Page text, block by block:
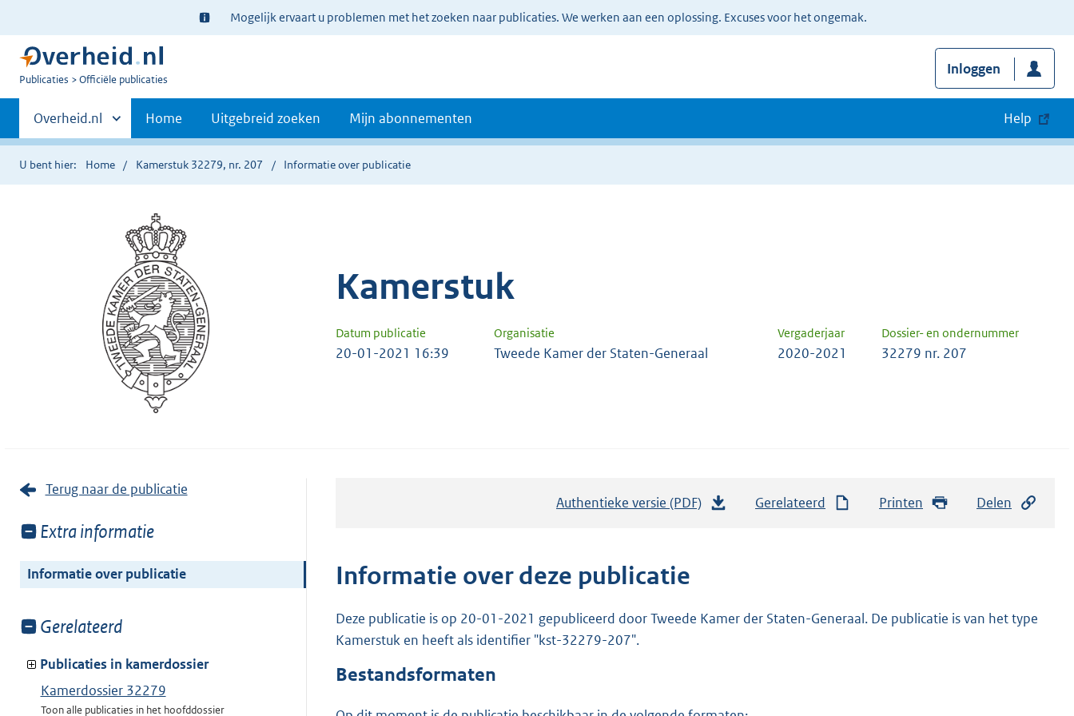
Ter
informatie:
Mogelijk ervaart u problemen met het zoeken naar publicaties. We werken aan een oplossing. Excuses voor het ongemak.
U
Publicaties Officiële publicaties
Inloggen
Primaire
navigatie
Andere
sites
binnen
Overheid.nl Home Uitgebreid zoeken Mijn abonnementen Help
U bent hier: Home Kamerstuk 32279, nr. 207 Informatie over publicatie
Kamerstuk
Datum publicatie Organisatie Vergaderjaar Dossier- en ondernummer
20-01-2021 16:39 Tweede Kamer der Staten-Generaal 2020-2021 32279 nr. 207
Terug naar de publicatie
Toon
van:
Extra informatie
Informatie over publicatie
Toon
van:
Gerelateerd
Publicaties in kamerdossier
Kamerdossier 32279
Toon alle publicaties in het hoofddossier
Authentieke versie (PDF)
n
Gerelateerd Printen Delen
Informatie over deze publicatie
Deze publicatie is op 20-01-2021 gepubliceerd door Tweede Kamer der Staten-Generaal. De publicatie is van het type
Kamerstuk en heeft als identifier "kst-32279-207".
Bestandsformaten